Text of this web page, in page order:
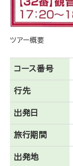
ツアー概要
コース番号
行先
出発日
旅行期間
出発地